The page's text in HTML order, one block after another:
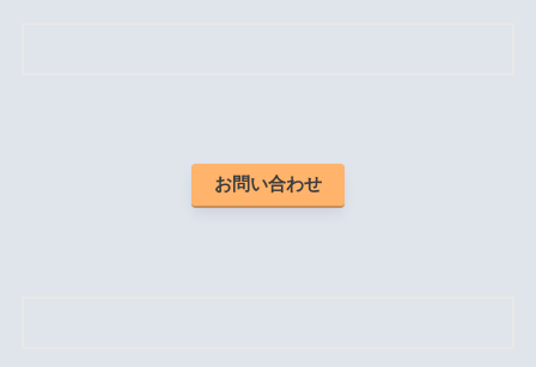
お問い合わせ